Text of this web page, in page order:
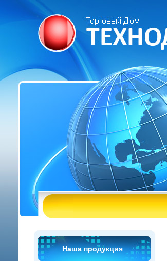
Наша продукция